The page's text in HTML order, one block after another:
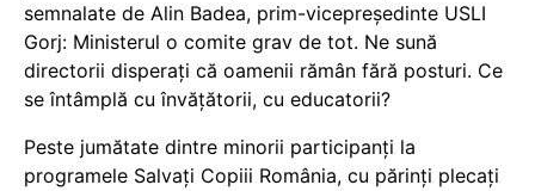
semnalate de Alin Badea, prim-vicepreședinte USLI
Gorj: Ministerul o comite grav de tot. Ne sună
directorii disperați că oamenii rămân fără posturi. Ce
se întâmplă cu învățătorii, cu educatorii?
Peste jumătate dintre minorii participanți la
programele Salvați Copiii România, cu părinți plecați